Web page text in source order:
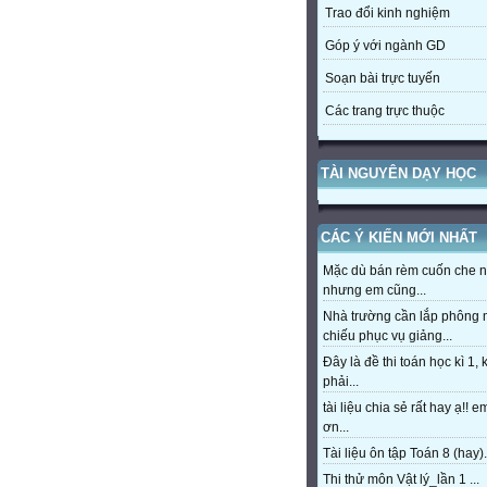
Trao đổi kinh nghiệm
Góp ý với ngành GD
Soạn bài trực tuyến
Các trang trực thuộc
TÀI NGUYÊN DẠY HỌC
CÁC Ý KIẾN MỚI NHẤT
Mặc dù bán rèm cuốn che
nhưng em cũng...
Nhà trường cần lắp phông
chiếu phục vụ giảng...
Đây là đề thi toán học kì 1,
phải...
tài liệu chia sẻ rất hay ạ!!
ơn...
Tài liệu ôn tập Toán 8
Thi thử môn Vật lý_lần 1 ...